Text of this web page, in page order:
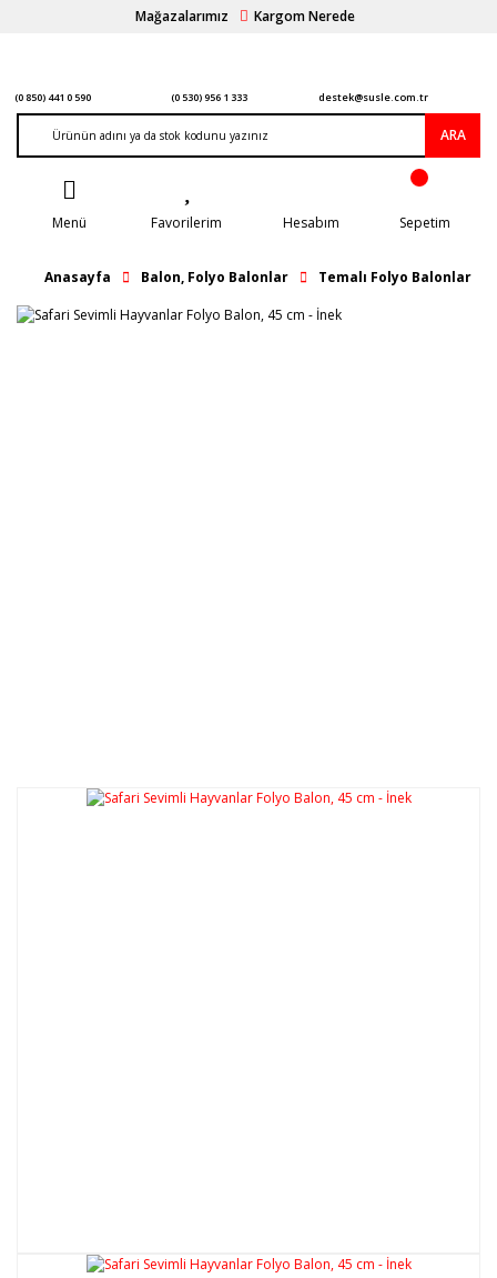
Mağazalarımız Kargom Nerede
(0 850) 441 0 590 (0 530) 956 1 333 destek@susle.com.tr
ARA
Menü Favorilerim Hesabım Sepetim
Anasayfa Balon, Folyo Balonlar Temalı Folyo Balonlar